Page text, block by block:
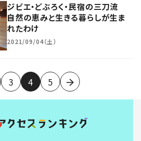
ジビエ・どぶろく・民宿の三刀流
自然の恵みと生きる暮らしが生ま
れたわけ
2021/09/04（土）
3 4 5